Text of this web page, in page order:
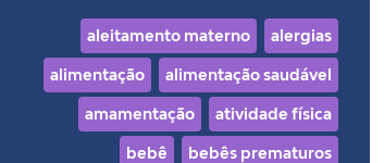
aleitamento materno alergias
alimentação alimentação saudável
amamentação atividade física
bebê bebês prematuros